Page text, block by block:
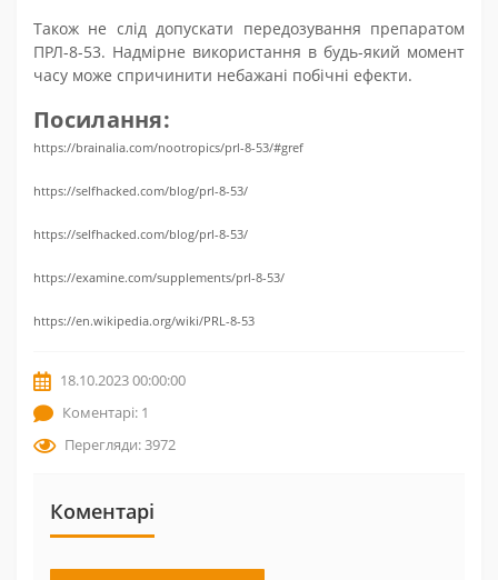
Також не слід допускати передозування препаратом
ПРЛ-8-53. Надмірне використання в будь-який момент
часу може спричинити небажані побічні ефекти.
Посилання:
https://brainalia.com/nootropics/prl-8-53/#gref
https://selfhacked.com/blog/prl-8-53/
https://selfhacked.com/blog/prl-8-53/
https://examine.com/supplements/prl-8-53/
https://en.wikipedia.org/wiki/PRL-8-53
18.10.2023 00:00:00
Коментарі: 1
Перегляди: 3972
Коментарі